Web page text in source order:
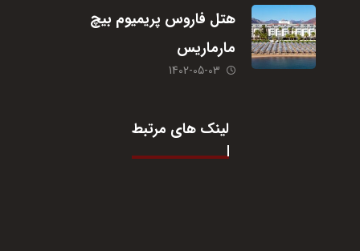
هتل فاروس پریمیوم بیچ
مارماریس
1402-05-03
لینک های مرتبط